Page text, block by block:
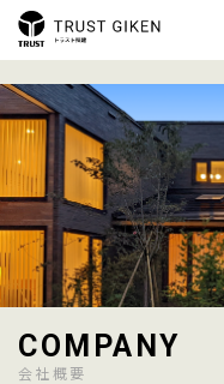
COMPANY
会社概要